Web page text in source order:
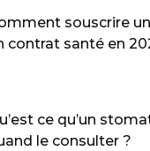
souscrire
contrat santé en
ce qu’un
le consulter ?